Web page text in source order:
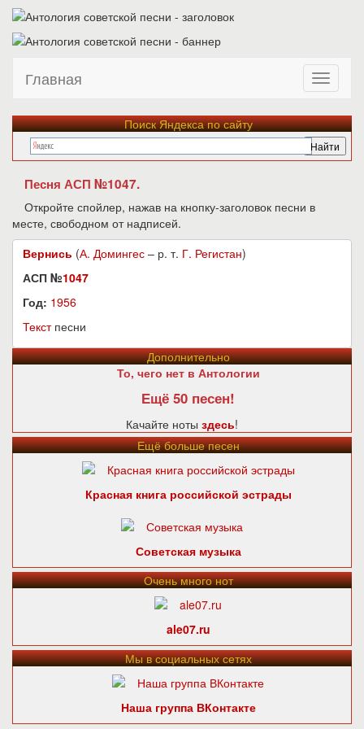
Главная
Поиск Яндекса по сайту
Песня АСП №1047.
Откройте спойлер, нажав на кнопку-заголовок песни в
месте, свободном от надписей.
Вернись (А. Домингес – р. т. Г. Регистан)
АСП №1047
Год: 1956
Текстпесни
Дополнительно
То, чего нет в Антологии
Ещё 50 песен!
Качайте ноты здесь!
Ещё больше песен
Красная книга российской эстрады
Советская музыка
Очень много нот
ale07.ru
Мы в социальных сетях
Наша группа ВКонтакте